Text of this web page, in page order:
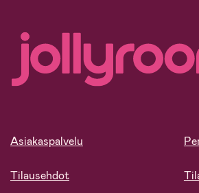
Asiakaspalvelu
Tilausehdot